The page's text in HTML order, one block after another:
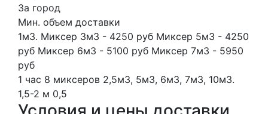
За город
Мин. объем доставки
1м3. Миксер 3м3 - 4250 руб Миксер 5м3 - 4250
руб Миксер 6м3 - 5100 руб Миксер 7м3 - 5950
руб
1 час 8 миксеров 2,5м3, 5м3, 6м3, 7м3, 10м3.
1,5-2 м 0,5